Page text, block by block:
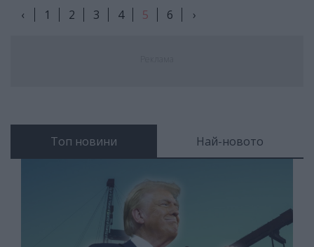
‹ 1 2 3 4 5 6 ›
Топ новини Най-новото